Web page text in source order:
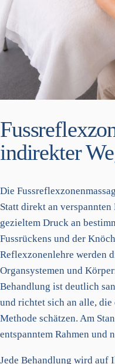
indirekter
Die
Statt direkt an
gezieltem Druck an
Fussrückens und der
Reflexzonenlehre werden
Organsystemen und
Behandlung ist deutlich
und richtet sich an alle,
Methode schätzen. Am
entspanntem Rahmen und
Jede Behandlung wird auf